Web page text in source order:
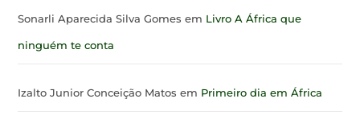
Sonarli Aparecida Silva Gomes em Livro A África que
ninguém te conta
Izalto Junior Conceição Matos em Primeiro dia em África